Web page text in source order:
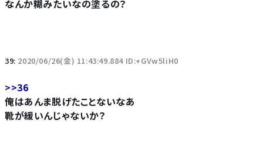
なんか糊みたいなの塗るの？
39: 2020/06/26(金) 11:43:49.884 ID:+GVw5liH0
>>36
俺はあんま脱げたことないなあ
靴が緩いんじゃないか？